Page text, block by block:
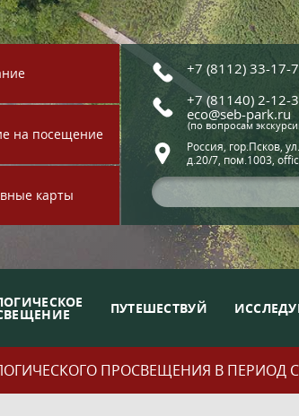
на посещение
карты
+7 (8112) 33-17-
+7 (81140) 2-12-
eco@seb-park.ru
(по вопросам
Россия, гор.Псков,
д.20/7, пом.1003,
ПУТЕШЕСТВУЙ
ПРОСВЕЩЕНИЯ В ПЕРИОД С